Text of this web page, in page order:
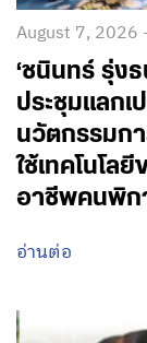
August 7, 2026
‘ชนินทร์ รุ่ง
ประชุมแลกเ
นวัตกรรมกา
ใช้เทคโนโล
อาชีพคนพิก
อ่านต่อ